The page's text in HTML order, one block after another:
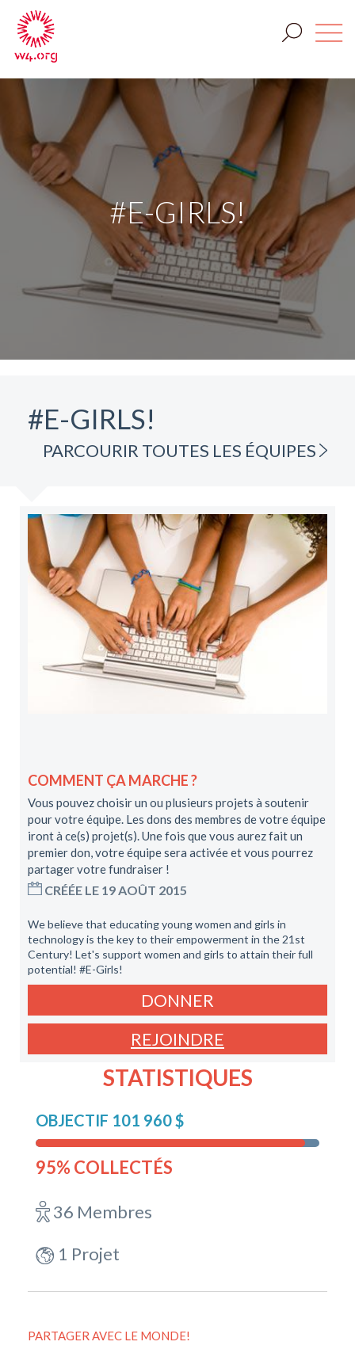
#E-GIRLS!
#E-GIRLS!
PARCOURIR TOUTES LES ÉQUIPES
COMMENT ÇA MARCHE ?
Vous pouvez choisir un ou plusieurs projets à soutenir
pour votre équipe. Les dons des membres de votre équipe
iront à ce(s) projet(s). Une fois que vous aurez fait un
premier don, votre équipe sera activée et vous pourrez
partager votre fundraiser !
CRÉÉE LE 19 AOÛT 2015
We believe that educating young women and girls in
technology is the key to their empowerment in the 21st
Century! Let's support women and girls to attain their full
potential! #E-Girls!
DONNER
REJOINDRE
STATISTIQUES
OBJECTIF 101 960 $
95% COLLECTÉS
36 Membres
1 Projet
PARTAGER AVEC LE MONDE!